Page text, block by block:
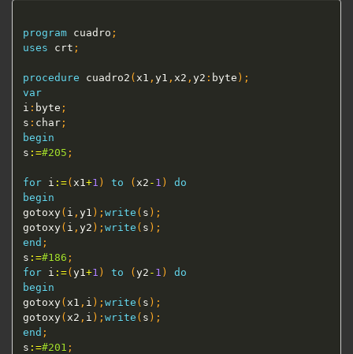
program cuadro ;
uses crt ;
procedure cuadro2 ( x1 , y1 , x2 , y2 : byte ) ;
var
i : byte ;
s : char ;
begin
s :=#205 ;
for i :=( x1+1 ) to ( x2 - 1 )
do
begin
gotoxy( i , y1 ) ; write ( s ) ;
gotoxy( i , y2 ) ; write ( s ) ;
end ;
s :=#186 ;
for i :=( y1+1 ) to ( y2 - 1 )
do
begin
gotoxy( x1 , i ) ; write ( s ) ;
gotoxy( x2 , i ) ; write ( s ) ;
end ;
s :=#201 ;